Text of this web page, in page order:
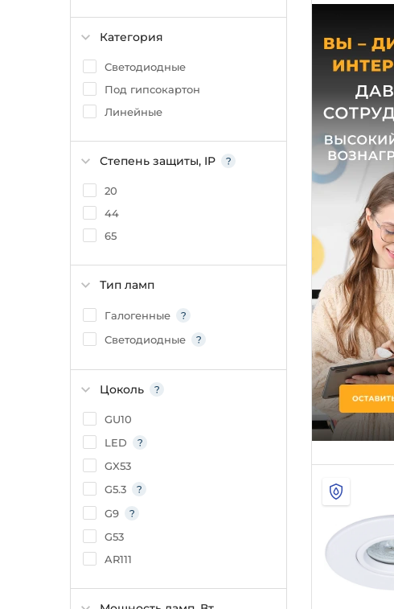
Категория
Светодиодные
Под гипсокартон
Линейные
Степень защиты, IP
20
44
65
Тип ламп
Галогенные
Светодиодные
Цоколь
GU10
LED
GX53
G5.3
G9
G53
AR111